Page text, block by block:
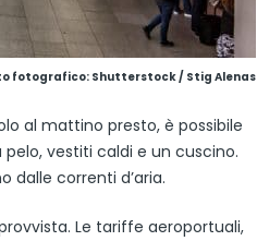
fotografico: Shutterstock / Stig Alenas
al mattino presto, è possibile
vestiti caldi e un cuscino.
dalle correnti d’aria.
Le tariffe aeroportuali,